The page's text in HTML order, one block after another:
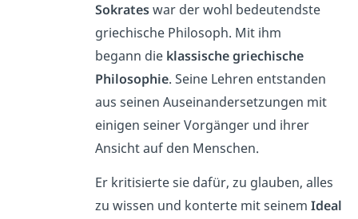
Sokrateswar der wohl bedeutendste
griechische Philosoph. Mit ihm
begann die klassische griechische
Philosophie. Seine Lehren entstanden
aus seinen Auseinandersetzungen mit
einigen seiner Vorgänger und ihrer
Ansicht auf den Menschen.
Er kritisierte sie dafür, zu glauben, alles
zu wissen und konterte mit seinem Ideal